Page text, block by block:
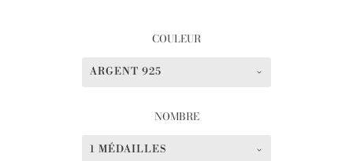
COULEUR
ARGENT 925
NOMBRE
1 MÉDAILLES